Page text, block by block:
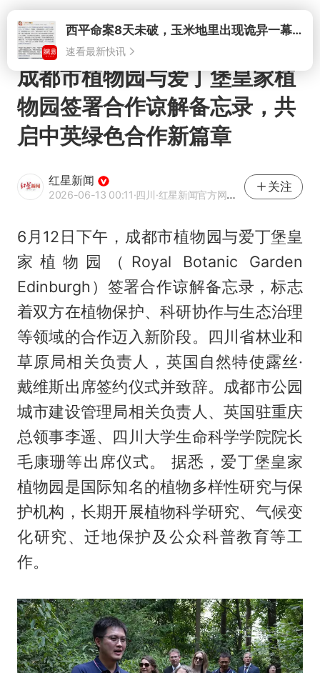
打开西平命案8天未破，玉米地里出现诡异一幕，我突然想起了欧金中
速看最新快讯
成都市植物园与爱丁堡皇家植
物园签署合作谅解备忘录，共
启中英绿色合作新篇章
红星新闻
2026-06-13 00:11·四川·红星新闻官方网易号
关注
6月12日下午，成都市植物园与爱丁堡皇
家植物园（Royal Botanic Garden
Edinburgh）签署合作谅解备忘录，标志
着双方在植物保护、科研协作与生态治理
等领域的合作迈入新阶段。四川省林业和
草原局相关负责人，英国自然特使露丝·
戴维斯出席签约仪式并致辞。成都市公园
城市建设管理局相关负责人、英国驻重庆
总领事李遥、四川大学生命科学学院院长
毛康珊等出席仪式。 据悉，爱丁堡皇家
植物园是国际知名的植物多样性研究与保
护机构，长期开展植物科学研究、气候变
化研究、迁地保护及公众科普教育等工
作。